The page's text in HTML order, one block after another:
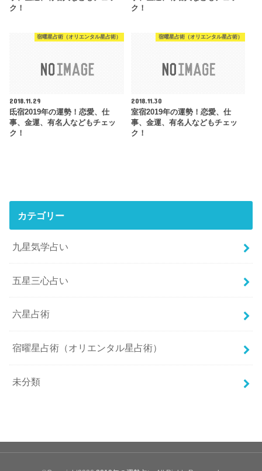
ク！
ク！
宿曜星占術（オリエンタル星占術）
2018.11.29
氐宿2019年の運勢！恋愛、仕
事、金運、有名人などもチェッ
ク！
宿曜星占術（オリエンタル星占術）
2018.11.30
室宿2019年の運勢！恋愛、仕
事、金運、有名人などもチェッ
ク！
カテゴリー
九星気学占い
五星三心占い
六星占術
宿曜星占術（オリエンタル星占術）
未分類